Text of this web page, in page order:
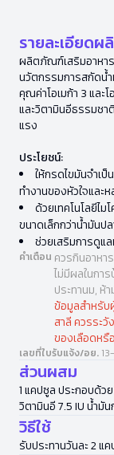
รายละเอียด
ผลิตภัณฑ์เสริมอาหา
นวัตกรรมการสกัดน้ำ
คุณค่าโอเมก้า 3 และ
และวิตามินอีธรรมชา
แรง
ประโยชน์:
ให้กรดไขมันจำเ
ทำงานของหัวใจและ
ด้วยเทคโนโลยีไม
ขนาดเล็กกว่าน้ำมันปล
ช่วยเสริมการดูแ
คำเตือน ควรกินอาหา
ไม่มีผลในกา
ประทานม, ห้
ข้อมูลสำหรับ
สาลี ควรระ
ของเลือดหรื
เลขที่ใบรับแจ้ง/อย.
ส่วนผสม
1 แคปซูล ประกอบด้ว
วิตามินอี 7.5 IU น้ำมัน
วิธีใช้
รับประทานวันละ 2 แ